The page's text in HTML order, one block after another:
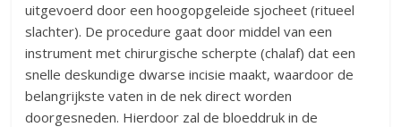
uitgevoerd door een hoogopgeleide sjocheet (ritueel
slachter). De procedure gaat door middel van een
instrument met chirurgische scherpte (chalaf) dat een
snelle deskundige dwarse incisie maakt, waardoor de
belangrijkste vaten in de nek direct worden
doorgesneden. Hierdoor zal de bloeddruk in de